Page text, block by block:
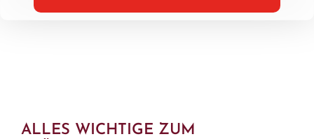
ALLES WICHTIGE ZUM